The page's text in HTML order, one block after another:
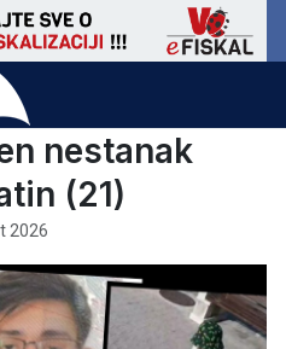
nestanak
(21)
2026